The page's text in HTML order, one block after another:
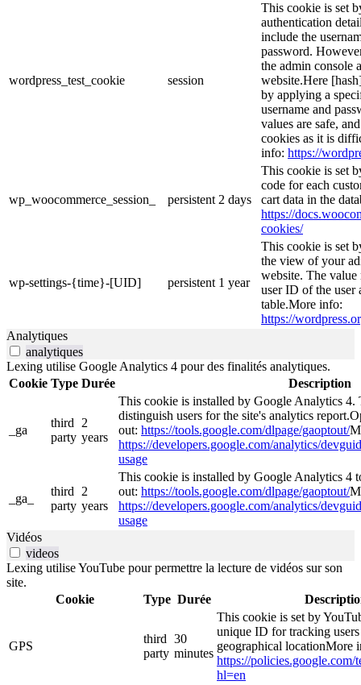
wordpress_test_cookie session
This cookie is set
authentication
include the
password.
the admin console
website.Here
by applying a
username and
values are safe,
cookies as it is
info: https://
wp_woocommerce_session_ persistent 2 days
This cookie is set
code for each
cart data in the
https://
cookies/
wp-settings-{time}-[UID] persistent 1 year
This cookie is set
the view of your
website. The
user ID of the user
table.More info:
https://
Analytiques
analytiques
Lexing utilise Google Analytics 4 pour des finalités analytiques.
Cookie Type Durée Description
_ga
third
party
2
years
This cookie is installed by Google Analytics 4.
distinguish users for the site's analytics
out: https://tools.google.com/dlpage/gaoptout/
https://developers.google.com/analytics/
usage
_ga_
third
party
2
years
This cookie is installed by Google Analytics 4
out: https://tools.google.com/dlpage/gaoptout/
https://developers.google.com/analytics/
usage
Vidéos
videos
Lexing utilise YouTube pour permettre la lecture de vidéos sur son
site.
Cookie
Type Durée
GPS
third
party
30
minutes
This cookie is set by
unique ID for tracking
geographical locationMore
https://policies.google.com/
hl=en